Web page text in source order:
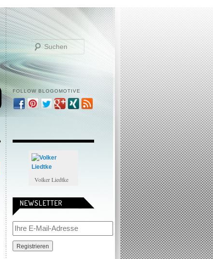
FOLLOW BLOGOMOTIVE
Volker Liedtke
NEWSLETTER